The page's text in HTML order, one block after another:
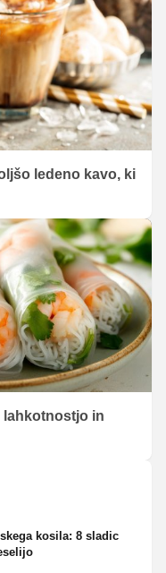
ledeno kavo, ki
lahkotnostjo in
kosila: 8 sladic